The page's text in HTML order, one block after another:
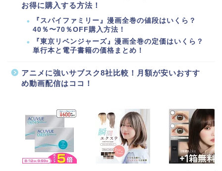
お得に購入する方法！
『スパイファミリー』漫画全巻の値段はいくら？
40％〜70％OFF購入方法！
『東京リベンジャーズ』漫画全巻の定価はいくら？
単行本と電子書籍の価格まとめ！
アニメに強いサブスク8社比較！月額が安いおすす
め動画配信はココ！